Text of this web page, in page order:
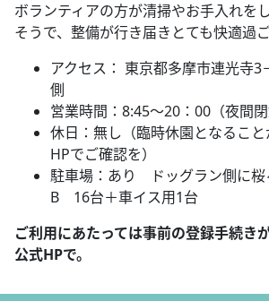
ボランティアの方が清掃やお手入れを
そうで、整備が行き届きとても快適過ご
アクセス： 東京都多摩市連光寺
側
営業時間：8:45～20：00（夜間閉
休日：無し（臨時休園となるこ
HPでご確認を）
駐車場：あり ドッグラン側に桜
B 16台＋車イス用1台
ご利用にあたっては事前の登録手続き
公式HPで。